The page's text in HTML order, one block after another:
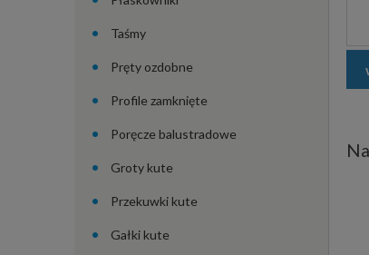
Taśmy
Pręty ozdobne
Profile zamknięte
Poręcze balustradowe
Groty kute
Przekuwki kute
Gałki kute